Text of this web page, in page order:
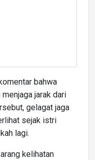
bahwa
jarak dari
gelagat jaga
sejak istri
lagi.
kelihatan